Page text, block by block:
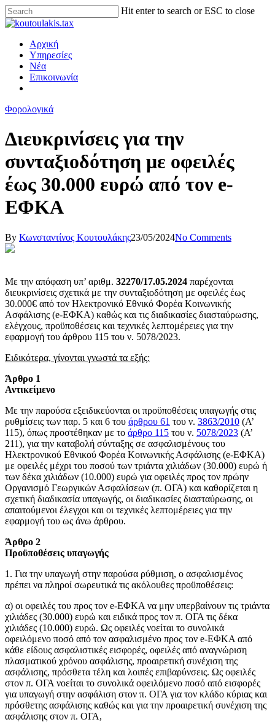
Hit enter to search or ESC to close
Αρχική
Υπηρεσίες
Νέα
Επικοινωνία
Φορολογικά
Διευκρινίσεις για την
συνταξιοδότηση με οφειλές
έως 30.000 ευρώ από τον e-
ΕΦΚΑ
By Κωνσταντίνος Κουτουλάκης23/05/2024No Comments
Με την απόφαση υπ’ αριθμ. 32270/17.05.2024 παρέχονται
διευκρινίσεις σχετικά με την συνταξιοδότηση με οφειλές έως
30.000€ από τον Ηλεκτρονικό Εθνικό Φορέα Κοινωνικής
Ασφάλισης (e-ΕΦΚΑ) καθώς και τις διαδικασίες διασταύρωσης,
ελέγχους, προϋποθέσεις και τεχνικές λεπτομέρειες για την
εφαρμογή του άρθρου 115 του ν. 5078/2023.
Ειδικότερα, γίνονται γνωστά τα εξής:
Άρθρο 1
Αντικείμενο
Με την παρούσα εξειδικεύονται οι προϋποθέσεις υπαγωγής στις
ρυθμίσεις των παρ. 5 και 6 του άρθρου 61 του ν. 3863/2010 (Α’
115), όπως προστέθηκαν με το άρθρο 115 του ν. 5078/2023 (Α’
211), για την καταβολή σύνταξης σε ασφαλισμένους του
Ηλεκτρονικού Εθνικού Φορέα Κοινωνικής Ασφάλισης (e-ΕΦΚΑ)
με οφειλές μέχρι του ποσού των τριάντα χιλιάδων (30.000) ευρώ ή
των δέκα χιλιάδων (10.000) ευρώ για οφειλές προς τον πρώην
Οργανισμό Γεωργικών Ασφαλίσεων (π. ΟΓΑ) και καθορίζεται η
σχετική διαδικασία υπαγωγής, οι διαδικασίες διασταύρωσης, οι
απαιτούμενοι έλεγχοι και οι τεχνικές λεπτομέρειες για την
εφαρμογή του ως άνω άρθρου.
Άρθρο 2
Προϋποθέσεις υπαγωγής
1. Για την υπαγωγή στην παρούσα ρύθμιση, ο ασφαλισμένος
πρέπει να πληροί σωρευτικά τις ακόλουθες προϋποθέσεις:
α) οι οφειλές του προς τον e-ΕΦΚΑ να μην υπερβαίνουν τις τριάντα
χιλιάδες (30.000) ευρώ και ειδικά προς τον π. ΟΓΑ τις δέκα
χιλιάδες (10.000) ευρώ. Ως οφειλές νοείται το συνολικά
οφειλόμενο ποσό από τον ασφαλισμένο προς τον e-ΕΦΚΑ από
κάθε είδους ασφαλιστικές εισφορές, οφειλές από αναγνώριση
πλασματικού χρόνου ασφάλισης, προαιρετική συνέχιση της
ασφάλισης, πρόσθετα τέλη και λοιπές επιβαρύνσεις. Ως οφειλές
στον π. ΟΓΑ νοείται το συνολικά οφειλόμενο ποσό από εισφορές
για υπαγωγή στην ασφάλιση στον π. ΟΓΑ για τον κλάδο κύριας και
πρόσθετης ασφάλισης καθώς και για την προαιρετική συνέχιση της
ασφάλισης στον π. ΟΓΑ,